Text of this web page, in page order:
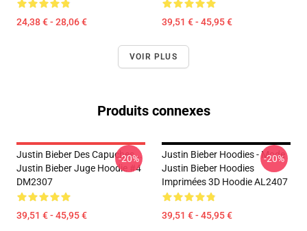
24,38 € - 28,06 € 39,51 € - 45,95 €
VOIR PLUS
Produits connexes
Justin Bieber Des Capuches...
Justin Bieber Juge Hoodie #4
DM2307
39,51 € - 45,95 €
-20%
Justin Bieber Hoodies - Mode
Justin Bieber Hoodies
Imprimées 3D Hoodie AL2407
39,51 € - 45,95 €
-20%